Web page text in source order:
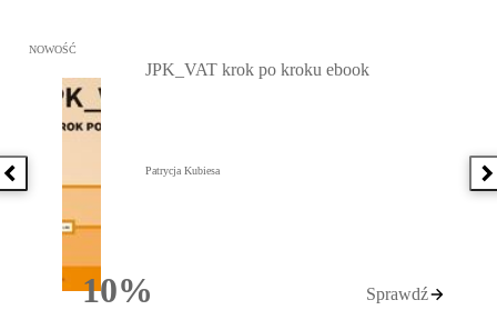
Poprzednia książka
Przejdź do: JPK_VAT krok po kroku ebook, Patrycja Kubiesa -
NOWOŚĆ
10%Rabatu
JPK_VAT krok po kroku ebook
Patrycja Kubiesa
Sprawdź